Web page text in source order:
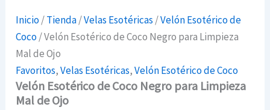
Inicio/Tienda/Velas Esotéricas /Velón Esotérico de
Coco/ Velón Esotérico de Coco Negro para Limpieza
Mal de Ojo
Favoritos,Velas Esotéricas,Velón Esotérico de Coco
Velón Esotérico de Coco Negro para Limpieza
Mal de Ojo